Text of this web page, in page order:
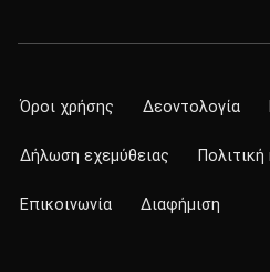
Όροι χρήσης Δεοντολογία
Δήλωση εχεμύθειας
Επικοινωνία Διαφήμιση